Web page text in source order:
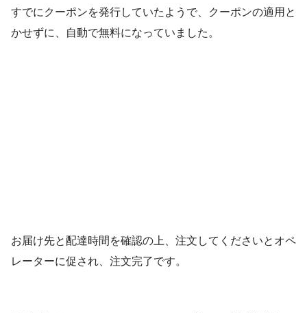
すでにクーポンを発行していたようで、クーポンの適用と
かせずに、自動で無料になっていました。
お届け先と配達時間を確認の上、注文してくださいとオペ
レーターに促され、注文完了です。